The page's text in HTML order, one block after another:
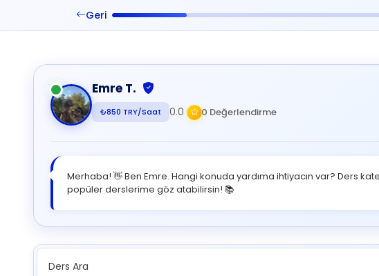
Geri
Emre T.
₺850 TRY/Saat 0.0 0 Değerlendirme
Merhaba! 👋 Ben Emre. Hangi konuda yardıma ihtiyacın var? Ders
popüler derslerime göz atabilirsin! 📚
Ders Ara